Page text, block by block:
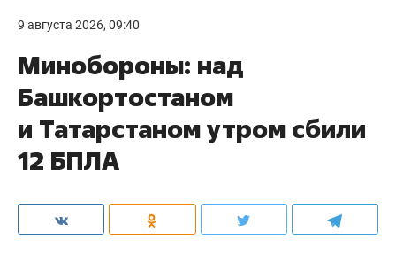
9 августа 2026, 09:40
Минобороны: над
Башкортостаном
и Татарстаном утром сбили
12 БПЛА